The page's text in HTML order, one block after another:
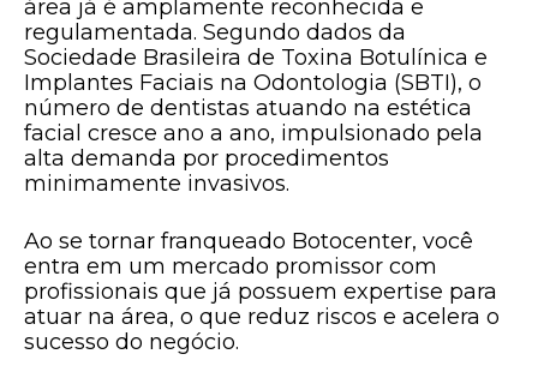
área já é amplamente reconhecida e
regulamentada. Segundo dados da
Sociedade Brasileira de Toxina Botulínica e
Implantes Faciais na Odontologia (SBTI), o
número de dentistas atuando na estética
facial cresce ano a ano, impulsionado pela
alta demanda por procedimentos
minimamente invasivos.
Ao se tornar franqueado Botocenter, você
entra em um mercado promissor com
profissionais que já possuem expertise para
atuar na área, o que reduz riscos e acelera o
sucesso do negócio.